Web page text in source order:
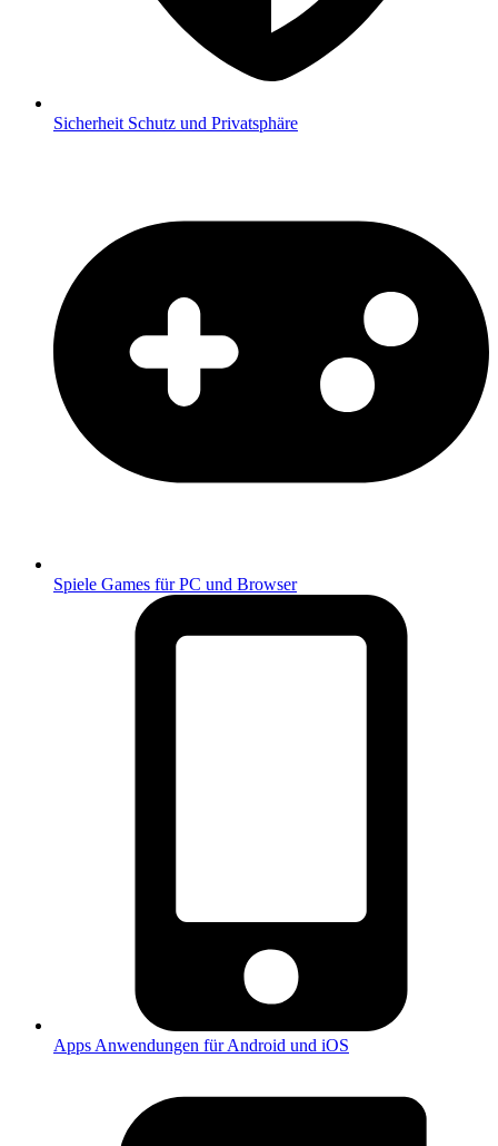
Sicherheit Schutz und Privatsphäre
Spiele Games für PC und Browser
Apps Anwendungen für Android und iOS